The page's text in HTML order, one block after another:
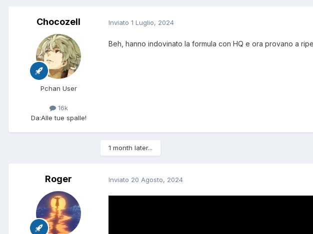
Chocozell
Pchan User
16k
Da:Alle tue spalle!
Inviato 1 Luglio, 2024
Beh, hanno indovinato la formula con HQ e ora provano a
1 month later...
Roger Inviato 20 Agosto, 2024